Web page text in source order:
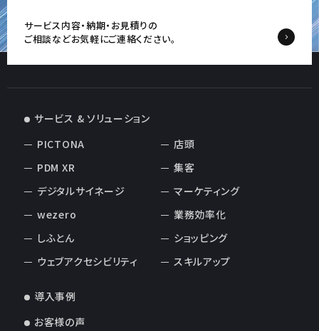
サービス内容・納期・お見積りの
ご相談などお気軽にご連絡ください。
サービス & ソリューション
PICTONA
PDM XR
デジタルサイネージ
wezero
しふとん
ウェブアクセシビリティ
店頭
集客
マーケティング
業務効率化
ショッピング
スキルアップ
導入事例
お客様の声